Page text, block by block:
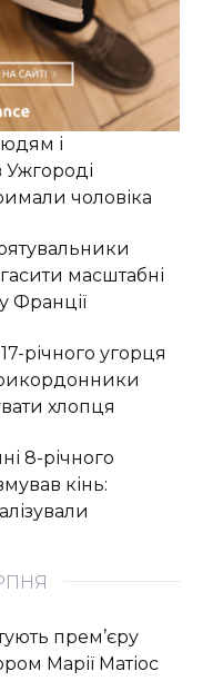
і
чоловіка
масштабні
Франції
річного угорця
хлопця
8-річного
кінь:
прем’єру
Марії Матіос